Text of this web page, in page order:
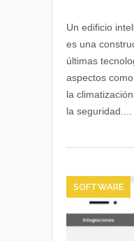
Un edificio
es una
últimas
aspectos
la
la seguridad....
SOFTWARE